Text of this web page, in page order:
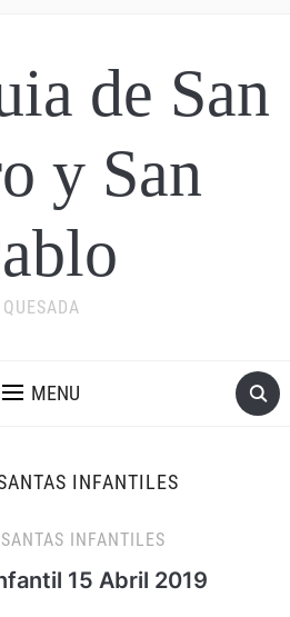
de San
y San
QUESADA
MENU
INFANTILES
INFANTILES
15 Abril 2019